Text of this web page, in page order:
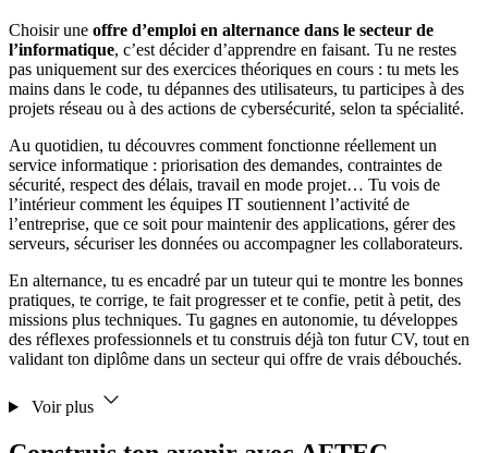
Choisir une offre d’emploi en alternance dans le secteur de
l’informatique, c’est décider d’apprendre en faisant. Tu ne restes
pas uniquement sur des exercices théoriques en cours : tu mets les
mains dans le code, tu dépannes des utilisateurs, tu participes à des
projets réseau ou à des actions de cybersécurité, selon ta spécialité.
Au quotidien, tu découvres comment fonctionne réellement un
service informatique : priorisation des demandes, contraintes de
sécurité, respect des délais, travail en mode projet… Tu vois de
l’intérieur comment les équipes IT soutiennent l’activité de
l’entreprise, que ce soit pour maintenir des applications, gérer des
serveurs, sécuriser les données ou accompagner les collaborateurs.
En alternance, tu es encadré par un tuteur qui te montre les bonnes
pratiques, te corrige, te fait progresser et te confie, petit à petit, des
missions plus techniques. Tu gagnes en autonomie, tu développes
des réflexes professionnels et tu construis déjà ton futur CV, tout en
validant ton diplôme dans un secteur qui offre de vrais débouchés.
Voir plus